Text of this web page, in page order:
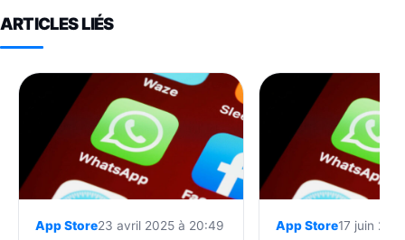
ARTICLES LIÉS
App Store23 avril 2025 à 20:49 App Store17 juin